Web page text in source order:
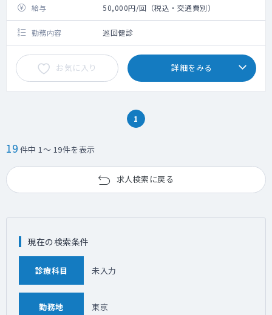
給与 50,000円/回（税込・交通費別）
勤務内容 巡回健診
お気に入り 詳細をみる
1
19 件中 1～ 19件を表示
求人検索に戻る
現在の検索条件
診療科目 未入力
勤務地 東京